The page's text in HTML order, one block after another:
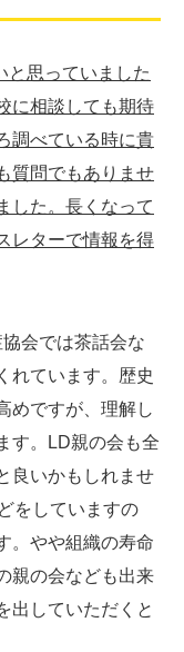
と思っていました
に相談しても期待
調べている時に貴
質問でもありませ
した。長くなって
レターで情報を得
会では茶話会な
れています。歴史
めですが、理解し
す。LD親の会も全
良いかもしれませ
をしていますの
。やや組織の寿命
親の会なども出来
出していただくと